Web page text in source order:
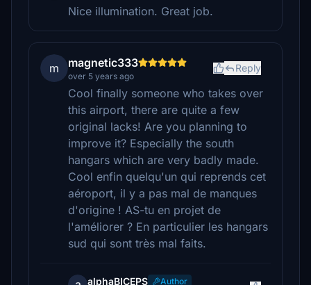
Nice illumination. Great job.
m magnetic333
over 5 years ago
Reply
Cool finally someone who takes over
this airport, there are quite a few
original lacks! Are you planning to
improve it? Especially the south
hangars which are very badly made.
Cool enfin quelqu'un qui reprends cet
aéroport, il y a pas mal de manques
d'origine ! AS-tu en projet de
l'améliorer ? En particulier les hangars
sud qui sont très mal faits.
alphaBICEPS Author